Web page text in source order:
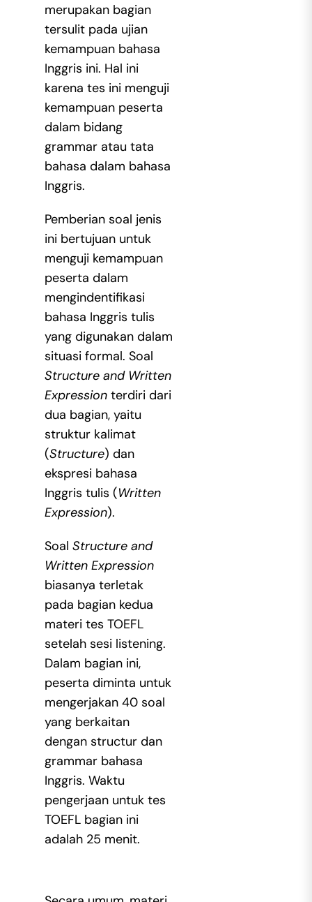
merupakan bagian
tersulit pada ujian
kemampuan bahasa
Inggris ini. Hal ini
karena tes ini menguji
kemampuan peserta
dalam bidang
grammar atau tata
bahasa dalam bahasa
Inggris.
Pemberian soal jenis
ini bertujuan untuk
menguji kemampuan
peserta dalam
mengindentifikasi
bahasa Inggris tulis
yang digunakan dalam
situasi formal. Soal
Structure and Written
Expressionterdiri dari
dua bagian, yaitu
struktur kalimat
(Structure) dan
ekspresi bahasa
Inggris tulis (Written
Expression).
Soal Structure and
Written Expression
biasanya terletak
pada bagian kedua
materi tes TOEFL
setelah sesi listening.
Dalam bagian ini,
peserta diminta untuk
mengerjakan 40 soal
yang berkaitan
dengan structur dan
grammar bahasa
Inggris. Waktu
pengerjaan untuk tes
TOEFL bagian ini
adalah 25 menit.